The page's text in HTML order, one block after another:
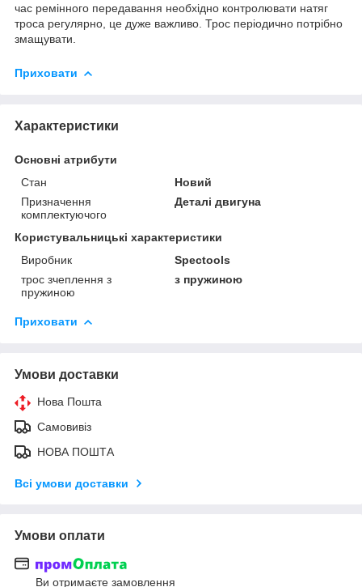
час ремінного передавання необхідно контролювати натяг
троса регулярно, це дуже важливо. Трос періодично потрібно
змащувати.
Приховати
Характеристики
Основні атрибути
Стан
Новий
Призначення
комплектуючого
Деталі двигуна
Користувальницькі характеристики
Виробник
Spectools
трос зчеплення з
пружиною
з пружиною
Приховати
Умови доставки
Нова Пошта
Самовивіз
НОВА ПОШТА
Всі умови доставки
Умови оплати
Ви отримаєте замовлення